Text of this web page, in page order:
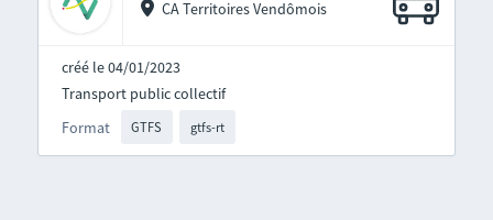
CA Territoires Vendômois
créé le 04/01/2023
Format GTFS gtfs-rt
Transport public collectif